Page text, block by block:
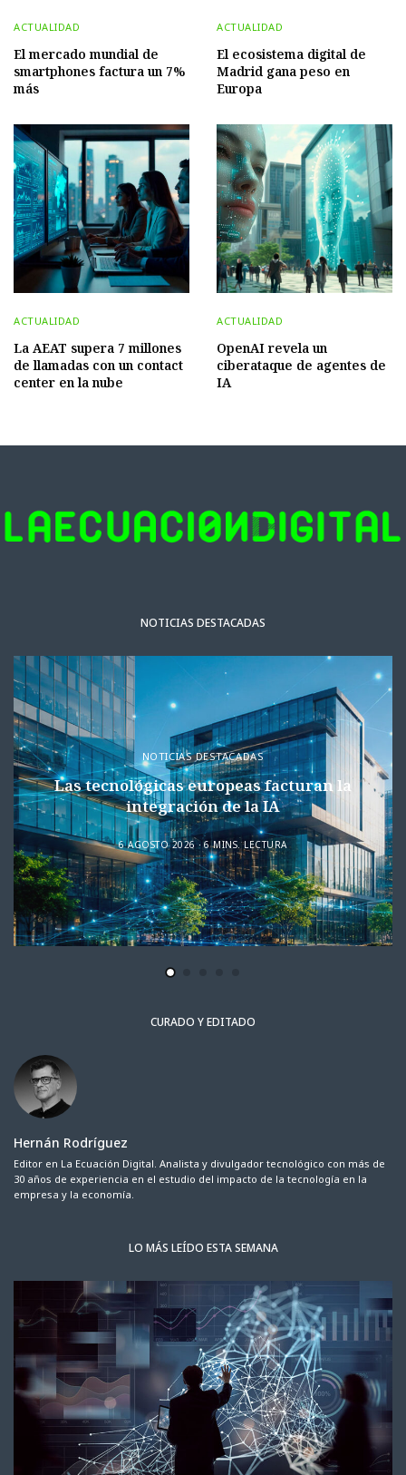
ACTUALIDAD
El mercado mundial de
smartphones factura un 7%
más
ACTUALIDAD
El ecosistema digital de
Madrid gana peso en
Europa
ACTUALIDAD
La AEAT supera 7 millones
de llamadas con un contact
center en la nube
ACTUALIDAD
OpenAI revela un
ciberataque de agentes de
IA
NOTICIAS DESTACADAS
NOTICIAS DESTACADAS
Las tecnológicas europeas facturan la
integración de la IA
6 AGOSTO 2026 6 MINS. LECTURA
CURADO Y EDITADO
Hernán Rodríguez
Editor en La Ecuación Digital. Analista y divulgador tecnológico con más de
30 años de experiencia en el estudio del impacto de la tecnología en la
empresa y la economía.
LO MÁS LEÍDO ESTA SEMANA